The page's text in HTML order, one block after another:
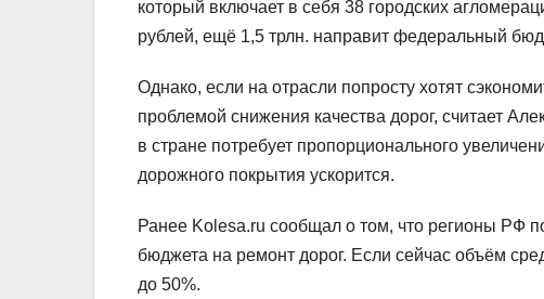
который включает в себя 38 городских
рублей, ещё 1,5 трлн. направит федеральный
Однако, если на отрасли попросту хотят
проблемой снижения качества дорог, считает
в стране потребует пропорционального
дорожного покрытия ускорится.
Ранее Kolesa.ru сообщал о том, что регионы РФ
бюджета на ремонт дорог. Если сейчас объём
до 50%.